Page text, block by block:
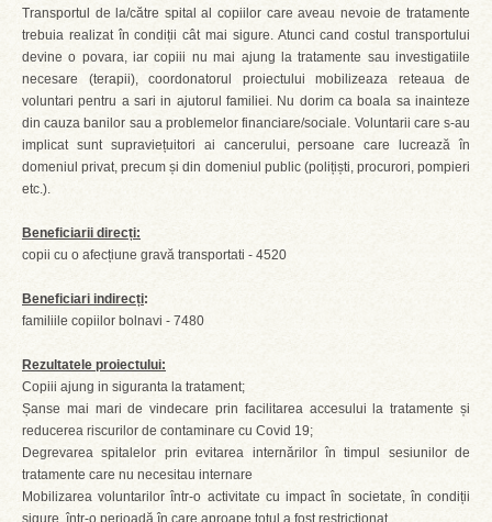
Transportul de la/către spital al copiilor care aveau nevoie de tratamente
trebuia realizat în condiții cât mai sigure. Atunci cand costul transportului
devine o povara, iar copiii nu mai ajung la tratamente sau investigatiile
necesare (terapii), coordonatorul proiectului mobilizeaza reteaua de
voluntari pentru a sari in ajutorul familiei. Nu dorim ca boala sa inainteze
din cauza banilor sau a problemelor financiare/sociale. Voluntarii care s-au
implicat sunt supraviețuitori ai cancerului, persoane care lucrează în
domeniul privat, precum și din domeniul public (polițiști, procurori, pompieri
etc.).
Beneficiarii direcți:
copii cu o afecțiune gravă transportati - 4520
Beneficiari indirecți:
familiile copiilor bolnavi - 7480
Rezultatele proiectului:
Copiii ajung in siguranta la tratament;
Șanse mai mari de vindecare prin facilitarea accesului la tratamente și
reducerea riscurilor de contaminare cu Covid 19;
Degrevarea spitalelor prin evitarea internărilor în timpul sesiunilor de
tratamente care nu necesitau internare
Mobilizarea voluntarilor într-o activitate cu impact în societate, în condiții
sigure, într-o perioadă în care aproape totul a fost restricționat